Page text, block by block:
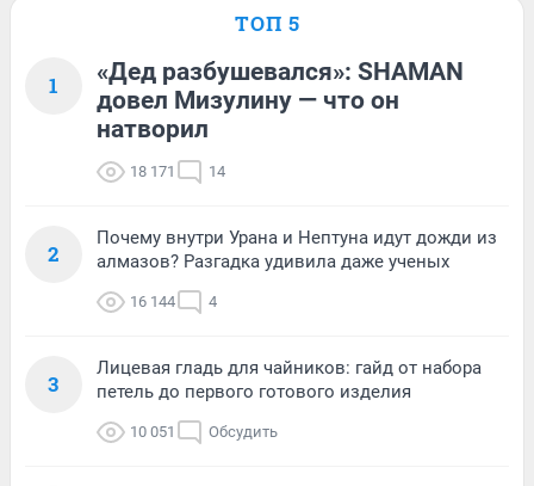
ТОП 5
1
«Дед разбушевался»: SHAMAN
довел Мизулину — что он
натворил
18 171 14
2
Почему внутри Урана и Нептуна идут дожди из
алмазов? Разгадка удивила даже ученых
16 144 4
3
Лицевая гладь для чайников: гайд от набора
петель до первого готового изделия
10 051 Обсудить